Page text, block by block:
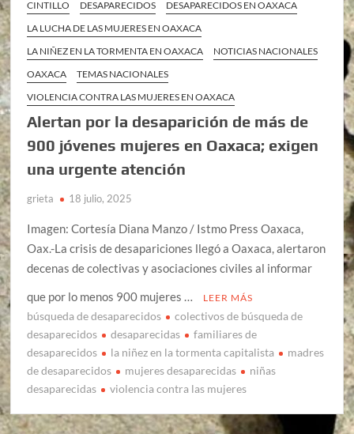
CINTILLO DESAPARECIDOS
DESAPARECIDOS EN OAXACA
LA LUCHA DE LAS MUJERES EN OAXACA
LA NIÑEZ EN LA TORMENTA EN OAXACA
NOTICIAS NACIONALES
OAXACA
TEMAS NACIONALES
VIOLENCIA CONTRA LAS MUJERES EN OAXACA
Alertan por la desaparición de más de
900 jóvenes mujeres en Oaxaca; exigen
una urgente atención
grieta 18 julio, 2025
Imagen: Cortesía Diana Manzo / Istmo Press Oaxaca,
Oax.-La crisis de desapariciones llegó a Oaxaca, alertaron
decenas de colectivas y asociaciones civiles al informar
que por lo menos 900 mujeres …
LEER MÁS
búsqueda de desaparecidos
colectivos de búsqueda de
desaparecidos
desaparecidas
familiares de
desaparecidos
la niñez en la tormenta capitalista
madres
de desaparecidos
mujeres desaparecidas
niñas
desaparecidas
violencia contra las mujeres